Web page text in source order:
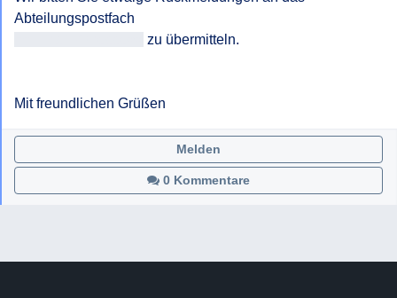
zu übermitteln.
Mit freundlichen Grüßen
0 Kommentare
Melden